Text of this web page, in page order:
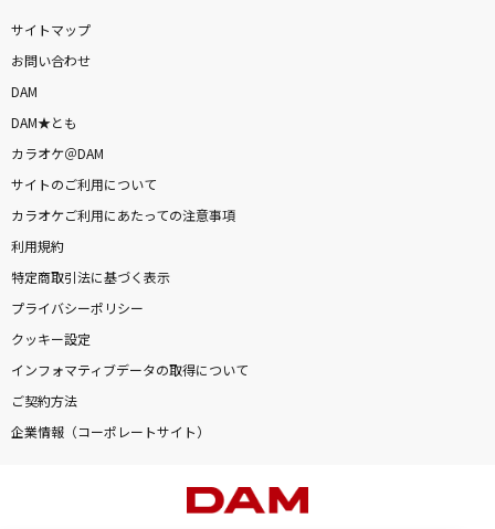
サイトマップ
お問い合わせ
DAM
DAM★とも
カラオケ＠DAM
サイトのご利用について
カラオケご利用にあたっての注意事項
利用規約
特定商取引法に基づく表示
プライバシーポリシー
クッキー設定
インフォマティブデータの取得について
ご契約方法
企業情報（コーポレートサイト）